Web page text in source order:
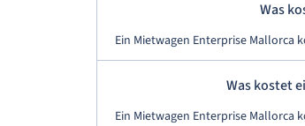
Was
Ein Mietwagen Enterprise Mallorca
Was kostet
Ein Mietwagen Enterprise Mallorca